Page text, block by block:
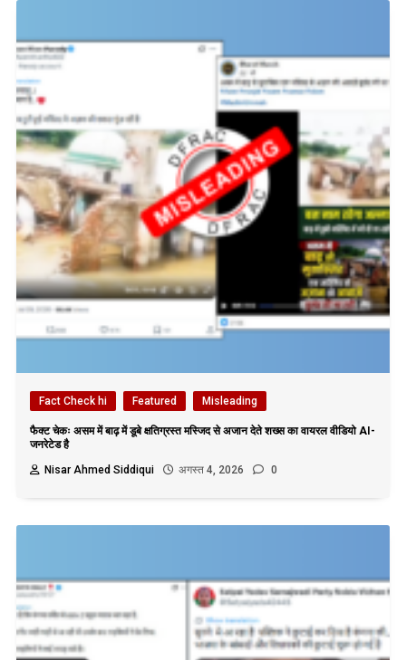
Fact Check hi Featured Misleading
फैक्ट चेकः असम में बाढ़ में डूबे क्षतिग्रस्त मस्जिद से अजान देते शख्स का वायरल वीडियो AI-
जनरेटेड है
Nisar Ahmed Siddiqui
अगस्त 4, 2026 0